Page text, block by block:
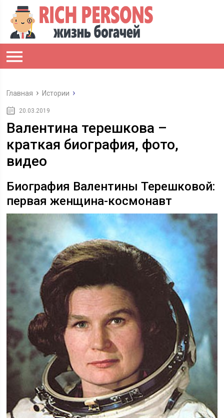
Главная Истории
20.03.2019
Валентина терешкова –
краткая биография, фото,
видео
Биография Валентины Терешковой:
первая женщина-космонавт